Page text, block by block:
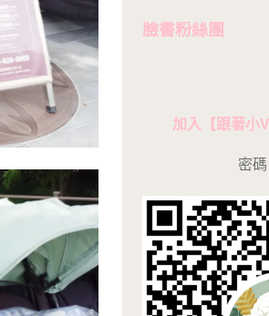
臉書粉絲團
加入【跟著小
密